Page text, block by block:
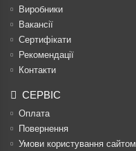
Виробники
Вакансії
Сертифікати
Рекомендації
Контакти
СЕРВІС
Оплата
Повернення
Умови користування сайтом